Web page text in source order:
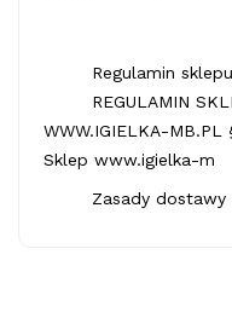
Regulamin sklepu
REGULAMIN
WWW.IGIELKA-MB.PL
Sklep www.igielka-m
Zasady dostawy